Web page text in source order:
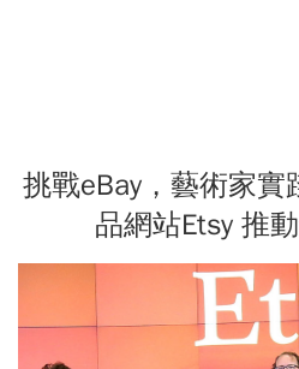
挑戰eBay，藝術家
品網站Etsy 推